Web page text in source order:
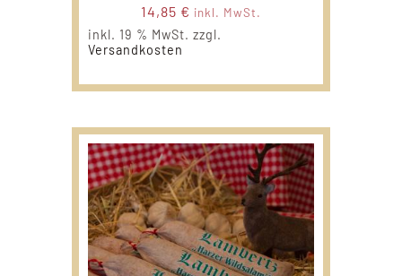
14,85 € inkl. MwSt.
inkl. 19 % MwSt. zzgl.
Versandkosten